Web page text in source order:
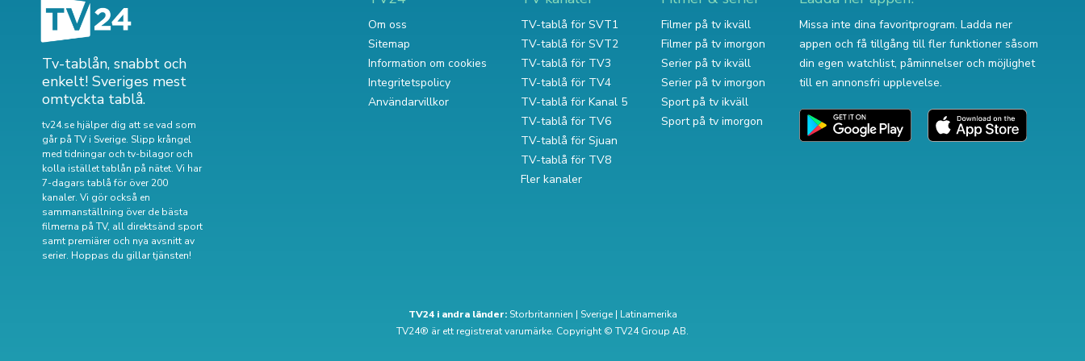
Tv-tablån, snabbt och
enkelt! Sveriges mest
omtyckta tablå.
tv24.se hjälper dig att se vad som
går på TV i Sverige. Slipp krångel
med tidningar och tv-bilagor och
kolla istället tablån på nätet. Vi har
7-dagars tablå för över 200
kanaler. Vi gör också en
sammanställning överde bästa
filmerna på TV, all direktsänd sport
samt premiärer och nya avsnitt av
serier. Hoppas du gillar tjänsten!
Om oss
Sitemap
Information om cookies
Integritetspolicy
Användarvillkor
TV-tablå för SVT1
TV-tablå för SVT2
TV-tablå för TV3
TV-tablå för TV4
TV-tablå för Kanal 5
TV-tablå för TV6
TV-tablå för Sjuan
TV-tablå för TV8
Fler kanaler
Filmer på tv ikväll
Filmer på tv imorgon
Serier på tv ikväll
Serier på tv imorgon
Sport på tv ikväll
Sport på tv imorgon
Missa inte dina favoritprogram. Ladda ner
appen och få tillgång till fler funktioner såsom
din egen watchlist, påminnelser och möjlighet
till en annonsfri upplevelse.
TV24 i andra länder: Storbritannien | Sverige| Latinamerika
TV24® är ett registrerat varumärke. Copyright © TV24 Group AB.